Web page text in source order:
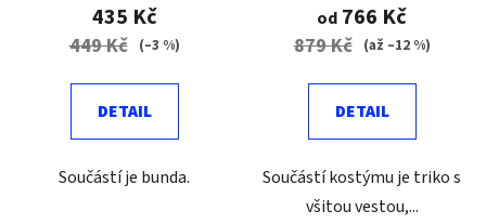
435 Kč
449 Kč (–3 %)
DETAIL
Součástí je bunda.
od 766 Kč
879 Kč (až –12 %)
DETAIL
Součástí kostýmu je triko s
všitou vestou,...